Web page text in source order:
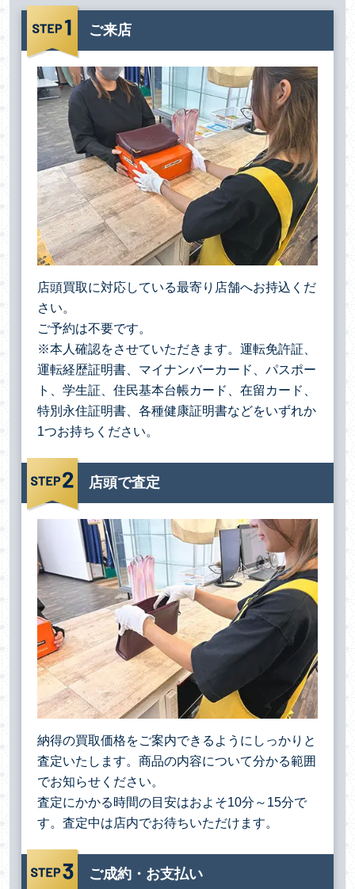
ご来店
店頭買取に対応している最寄り店舗へお持込くだ
さい。
ご予約は不要です。
※本人確認をさせていただきます。運転免許証、
運転経歴証明書、マイナンバーカード、パスポー
ト、学生証、住民基本台帳カード、在留カード、
特別永住証明書、各種健康証明書などをいずれか
1つお持ちください。
店頭で査定
納得の買取価格をご案内できるようにしっかりと
査定いたします。商品の内容について分かる範囲
でお知らせください。
査定にかかる時間の目安はおよそ10分～15分で
す。査定中は店内でお待ちいただけます。
ご成約・お支払い